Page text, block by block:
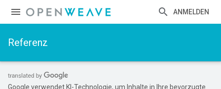
ANMELDEN
Referenz
Google verwendet KI-Technologie, um Inhalte in Ihre bevorzugte